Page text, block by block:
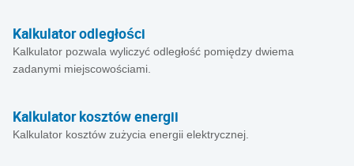
Kalkulator odległości
Kalkulator pozwala wyliczyć odległość pomiędzy dwiema
zadanymi miejscowościami.
Kalkulator kosztów energii
Kalkulator kosztów zużycia energii elektrycznej.